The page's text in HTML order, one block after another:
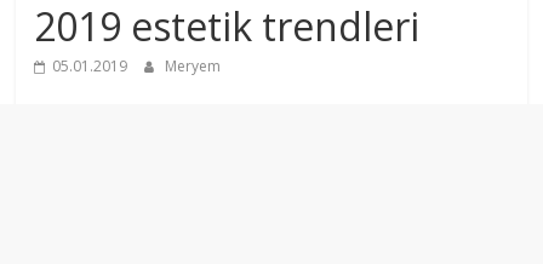
2019 estetik trendleri
05.01.2019 Meryem